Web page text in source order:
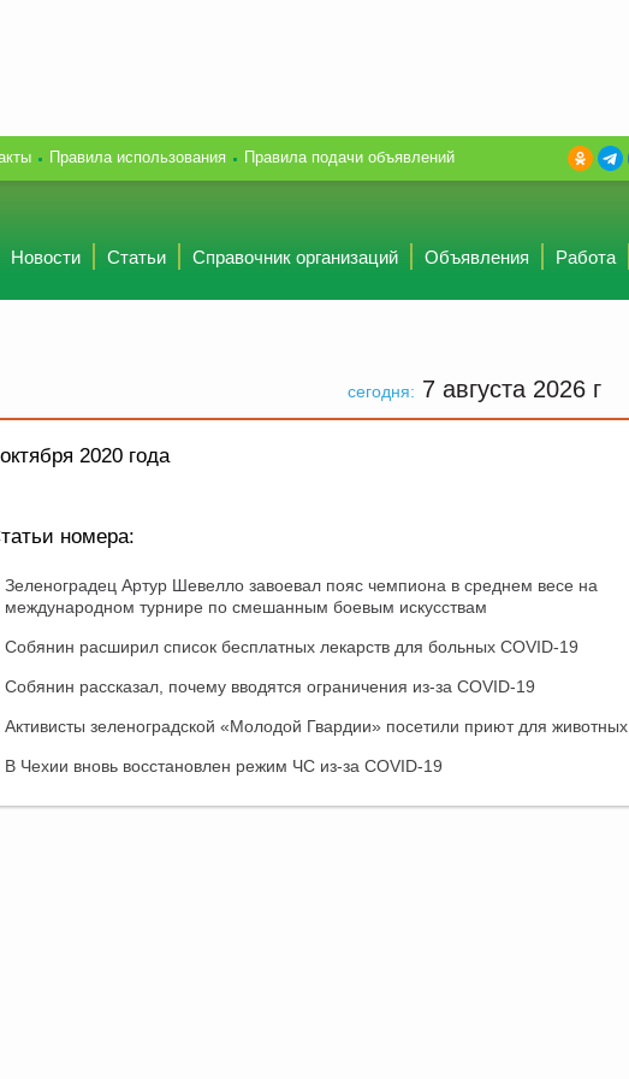
Правила использования Правила подачи объявлений
Новости Статьи Справочник организаций Объявления Работа
сегодня: 7 августа 2026 г
2020 года
номера:
Зеленоградец Артур Шевелло завоевал пояс чемпиона в среднем весе на
международном турнире по смешанным боевым искусствам
Собянин расширил список бесплатных лекарств для больных COVID-19
Собянин рассказал, почему вводятся ограничения из-за COVID-19
Активисты зеленоградской «Молодой Гвардии» посетили приют для животных
В Чехии вновь восстановлен режим ЧС из-за COVID-19